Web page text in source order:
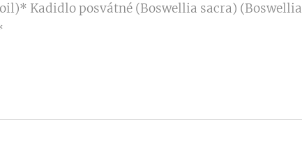
Kadidlo posvátné (Boswellia sacra) (Boswellia